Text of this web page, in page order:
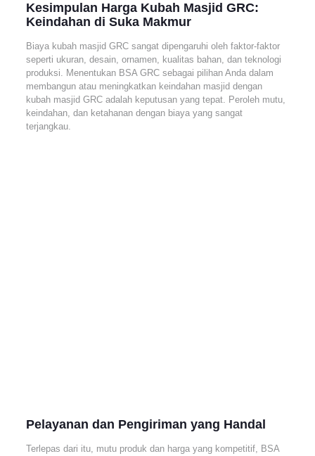
Kesimpulan Harga Kubah Masjid GRC:
Keindahan di Suka Makmur
Biaya kubah masjid GRC sangat dipengaruhi oleh faktor-faktor
seperti ukuran, desain, ornamen, kualitas bahan, dan teknologi
produksi. Menentukan BSA GRC sebagai pilihan Anda dalam
membangun atau meningkatkan keindahan masjid dengan
kubah masjid GRC adalah keputusan yang tepat. Peroleh mutu,
keindahan, dan ketahanan dengan biaya yang sangat
terjangkau.
Pelayanan dan Pengiriman yang Handal
Terlepas dari itu, mutu produk dan harga yang kompetitif, BSA